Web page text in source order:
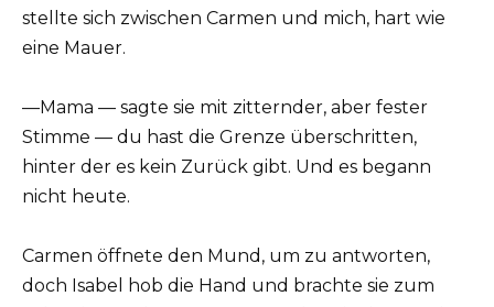
stellte sich zwischen Carmen und mich, hart wie
eine Mauer.
—Mama — sagte sie mit zitternder, aber fester
Stimme — du hast die Grenze überschritten,
hinter der es kein Zurück gibt. Und es begann
nicht heute.
Carmen öffnete den Mund, um zu antworten,
doch Isabel hob die Hand und brachte sie zum